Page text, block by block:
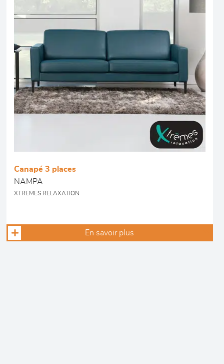
Canapé 3 places
NAMPA
XTREMES RELAXATION
En savoir plus